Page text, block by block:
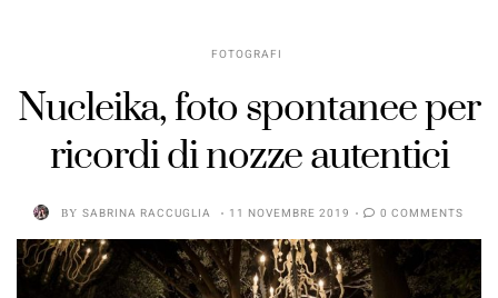
FOTOGRAFI
Nucleika, foto spontanee per
ricordi di nozze autentici
BY SABRINA RACCUGLIA 11 NOVEMBRE 2019 0 COMMENTS